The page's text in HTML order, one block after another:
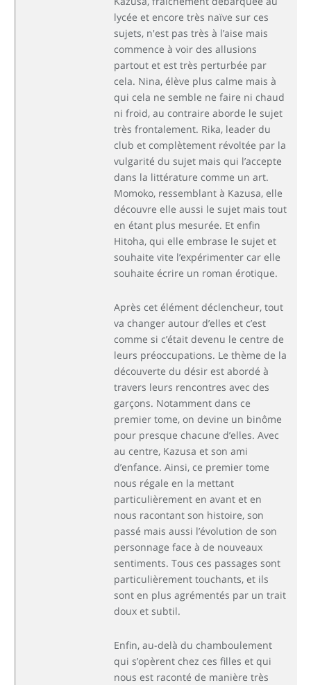
lycée et encore très naïve sur ces
sujets, n'est pas très à l’aise mais
commence à voir des allusions
partout et est très perturbée par
cela. Nina, élève plus calme mais à
qui cela ne semble ne faire ni chaud
ni froid, au contraire aborde le sujet
très frontalement. Rika, leader du
club et complètement révoltée par la
vulgarité du sujet mais qui l’accepte
dans la littérature comme un art.
Momoko, ressemblant à Kazusa, elle
découvre elle aussi le sujet mais tout
en étant plus mesurée. Et enfin
Hitoha, qui elle embrase le sujet et
souhaite vite l’expérimenter car elle
souhaite écrire un roman érotique.
Après cet élément déclencheur, tout
va changer autour d’elles et c’est
comme si c’était devenu le centre de
leurs préoccupations. Le thème de la
découverte du désir est abordé à
travers leurs rencontres avec des
garçons. Notamment dans ce
premier tome, on devine un binôme
pour presque chacune d’elles. Avec
au centre, Kazusa et son ami
d’enfance. Ainsi, ce premier tome
nous régale en la mettant
particulièrement en avant et en
nous racontant son histoire, son
passé mais aussi l’évolution de son
personnage face à de nouveaux
sentiments. Tous ces passages sont
particulièrement touchants, et ils
sont en plus agrémentés par un trait
doux et subtil.
Enfin, au-delà du chamboulement
qui s’opèrent chez ces filles et qui
nous est raconté de manière très